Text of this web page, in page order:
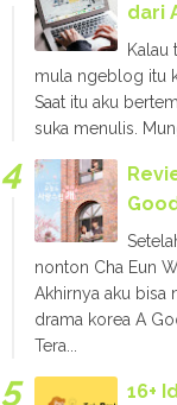
dari
Kalau
mula ngeblog itu
Saat itu aku
suka menulis.
nonton Cha Eun
Akhirnya aku bisa
drama korea A
Tera...
16+